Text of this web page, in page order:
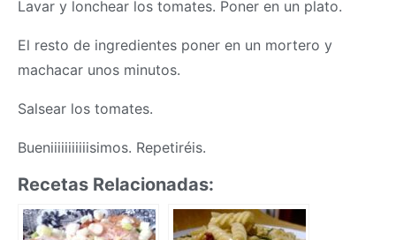
Lavar y lonchear los tomates. Poner en un plato.
El resto de ingredientes poner en un mortero y
machacar unos minutos.
Salsear los tomates.
Bueniiiiiiiiiiisimos. Repetiréis.
Recetas Relacionadas: